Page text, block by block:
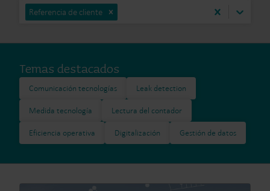
Referencia de cliente
Temas destacados
Comunicación tecnologías Leak detection
Medida tecnología Lectura del contador
Eficiencia operativa Digitalización Gestión de datos